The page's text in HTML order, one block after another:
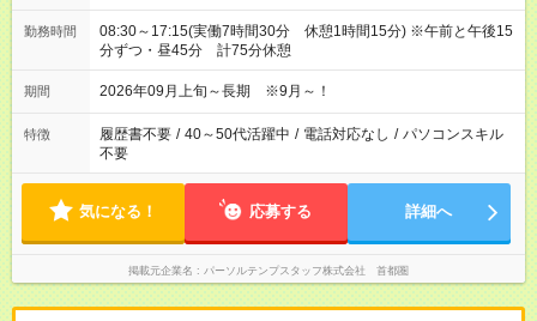
勤務時間
08:30～17:15(実働7時間30分 休憩1時間15分) ※午前と午後15
分ずつ・昼45分 計75分休憩
期間 2026年09月上旬～長期 ※9月～！
特徴 履歴書不要 / 40～50代活躍中 / 電話対応なし / パソコンスキル
不要
気になる！ 応募する 詳細へ
掲載元企業名 パーソルテンプスタッフ株式会社 首都圏